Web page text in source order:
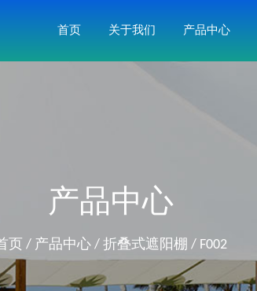
产品中心
关于我们
首页
产品中心
页 / 产品中心 / 折叠式遮阳棚 / F002